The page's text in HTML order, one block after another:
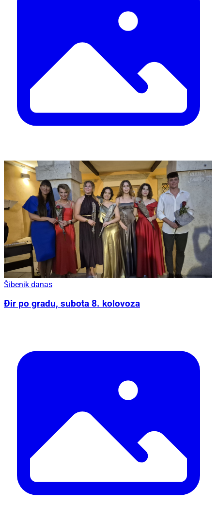
Šibenik danas
Đir po gradu, subota 8. kolovoza